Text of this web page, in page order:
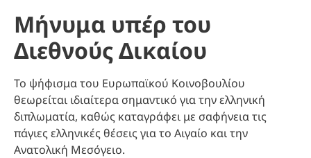
Μήνυμα υπέρ του
Διεθνούς Δικαίου
Το ψήφισμα του Ευρωπαϊκού Κοινοβουλίου
θεωρείται ιδιαίτερα σημαντικό για την ελληνική
διπλωματία, καθώς καταγράφει με σαφήνεια τις
πάγιες ελληνικές θέσεις για το Αιγαίο και την
Ανατολική Μεσόγειο.